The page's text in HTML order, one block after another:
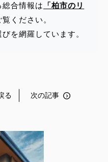
合情報は
「柏市のリ
覧ください。
を網羅しています。
る 次の記事